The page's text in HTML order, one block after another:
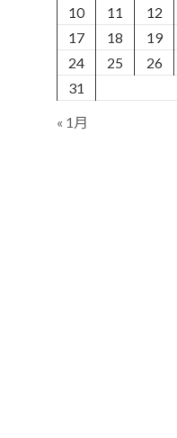
10
11 12
17
18 19
24
25 26
31
« 1月